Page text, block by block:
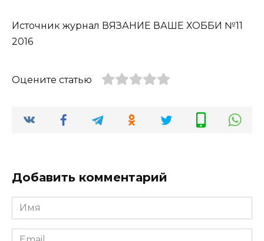
Источник журнал ВЯЗАНИЕ ВАШЕ ХОББИ №11
2016
Оцените статью
Добавить комментарий
Имя
Email